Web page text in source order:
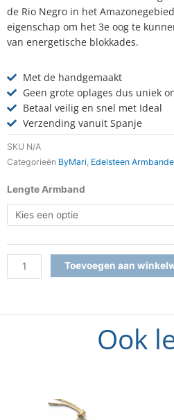
de Rio Negro in het
eigenschap om het 3e oog te
van energetische blokkades.
Met de handgemaakt
Geen grote oplages dus uniek
Betaal veilig en snel met Ideal
Verzending vanuit Spanje
SKU N/A
Categorieën ByMari, Edelsteen
Lengte Armband
Armband
Amazoniet
aantal
Toevoegen aan
Ook